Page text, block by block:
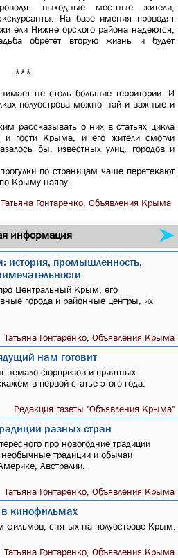
выходные местные жители,
На базе имения проводят
Нижнегорского района надеются,
обретет вторую жизнь и будет
***
не столь большие территории. И
полуострова можно найти важные и
рассказывать о них в статьях цикла
и гости Крыма, и его жители смогли
бы, известных улиц, городов и
по страницам чаще перетекают
Крыму наяву.
Татьяна Гонтаренко, Объявления Крыма
информация
история, промышленность,
Центральный Крым, его
города и районные центры, их
Татьяна Гонтаренко, Объявления Крыма
нам готовит
немало сюрпризов и приятных
в первой статье этого года.
Редакция газеты "Объявления Крыма"
разных стран
про новогодние традиции
необычные традиции и обычаи
Австралии.
Татьяна Гонтаренко, Объявления Крыма
кинофильмах
фильмов, снятых на полуострове Крым.
Татьяна Гонтаренко, Объявления Крыма